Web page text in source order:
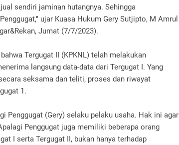
sendiri jaminan hutangnya. Sehingga
ujar Kuasa Hukum Gery Sutjipto, M Amrul
Jumat (7/7/2023).
Tergugat II (KPKNL) telah melakukan
langsung data-data dari Tergugat I. Yang
seksama dan teliti, proses dan riwayat
1.
Penggugat (Gery) selaku pelaku usaha. Hak ini agar
Penggugat juga memiliki beberapa orang
I serta Tergugat II, bukan hanya terhadap